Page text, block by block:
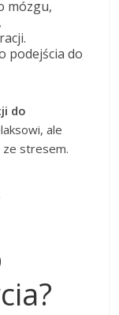
mózgu,
podejścia do
do
ale
stresem.